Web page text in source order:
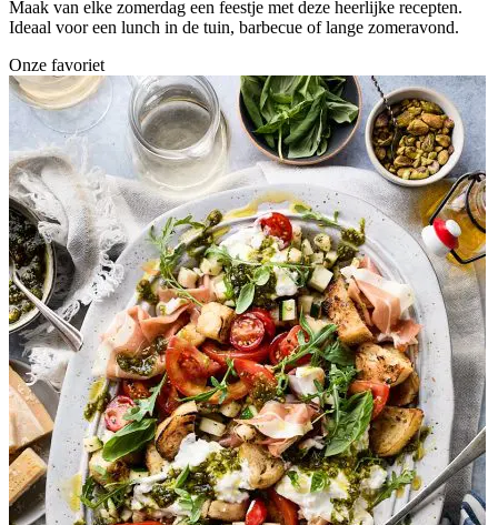
Maak van elke zomerdag een feestje met deze heerlijke recepten.
Ideaal voor een lunch in de tuin, barbecue of lange zomeravond.
Onze favoriet